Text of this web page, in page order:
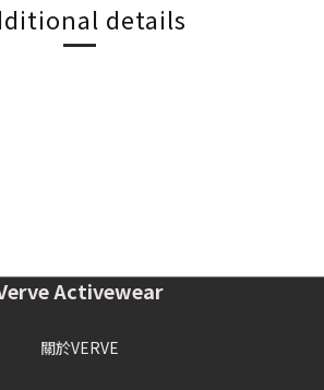
details
Activewear
關於VERVE